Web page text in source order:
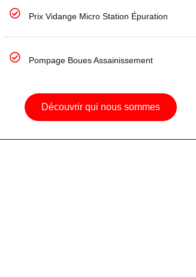
Prix Vidange Micro Station Épuration
Pompage Boues Assainissement
Découvrir qui nous sommes